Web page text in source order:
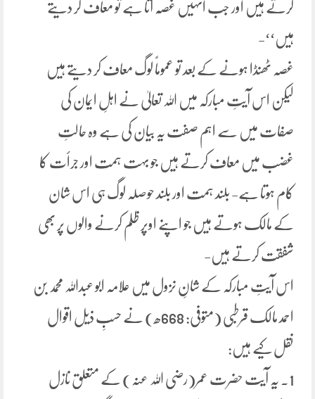
کرتے ہیں اور جب انہیں غصّہ آتا ہے تو معاف کر دیتے
ہیں‘‘-
غصہ ٹھنڈا ہونے کے بعد تو عموماً لوگ معاف کر دیتے ہیں
لیکن اس آیتِ مبارکہ میں اللہ تعالیٰ نے اہلِ ایمان کی
صفات میں سے اہم صفت یہ بیان کی ہے وہ حالتِ
غضب میں معاف کرتے ہیں جو بہت ہمت اور جرأت کا
کام ہوتا ہے- بلند ہمت اور بلند حوصلہ لوگ ہی اس شان
کے مالک ہوتے ہیں جو اپنے اوپر ظلم کرنے والوں پر بھی
شفقت کرتے ہیں-
اس آیتِ مبارکہ کے شانِ نزول میں علامہ ابو عبداللہ محمد بن
احمد مالک قرطبی (متوفی: 668ھ) نے حسبِ ذیل اقوال
نقل کیے ہیں:
1. یہ آیت حضرت عمر(رضی اللہ عنہ) کے متعلق نازل